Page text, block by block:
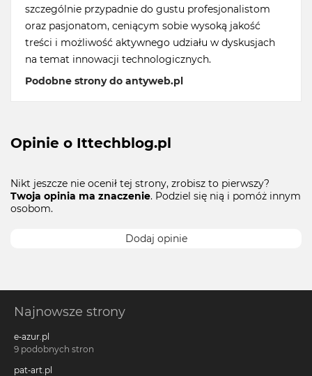
szczególnie przypadnie do gustu profesjonalistom
oraz pasjonatom, ceniącym sobie wysoką jakość
treści i możliwość aktywnego udziału w dyskusjach
na temat innowacji technologicznych.
Podobne strony do antyweb.pl
Opinie o Ittechblog.pl
Nikt jeszcze nie ocenił tej strony, zrobisz to pierwszy?
Twoja opinia ma znaczenie. Podziel się nią i pomóż innym
osobom.
Dodaj opinie
Najnowsze strony
e-azur.pl
9 podobnych stron
pat-art.pl